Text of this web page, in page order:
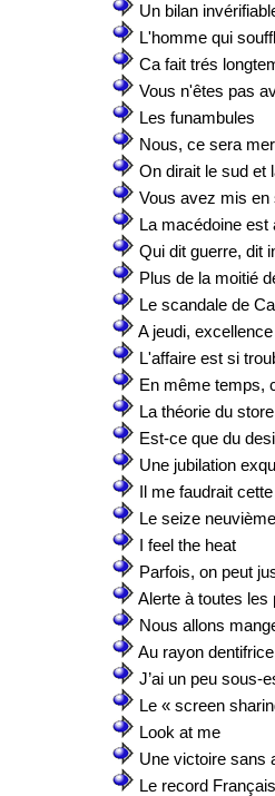
Un bilan
L'homme qui
Ca fait trés
Vous n'êtes pas
Les funambules
Nous, ce sera
On dirait le sud et
Vous avez mis en
La macédoine est
Qui dit guerre, dit
Plus de la moitié
Le scandale de
A jeudi,
L'affaire est si
En même temps,
La théorie du
Est-ce que du
Une jubilation
Il me faudrait
Le seize
I feel the heat
Parfois, on peut
Alerte à toutes les
Nous allons
Au rayon dentifrice
J’ai un peu sous-
Le « screen
Look at me
Une victoire sans
Le record